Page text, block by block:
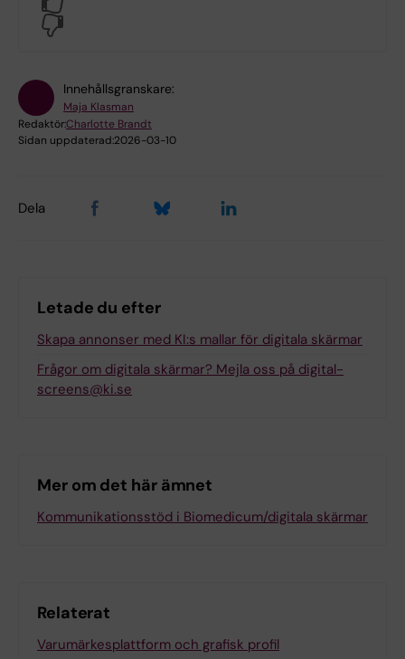
Logga in med KI-ID
Innehållsgranskare:
Maja Klasman
Redaktör:Charlotte Brandt
Sidan uppdaterad:2026-03-10
Dela
Letade du efter
Skapa annonser med KI:s mallar för digitala skärmar
Frågor om digitala skärmar? Mejla oss på digital-
screens@ki.se
Mer om det här ämnet
Kommunikationsstöd i Biomedicum/digitala skärmar
Relaterat
Varumärkesplattform och grafisk profil